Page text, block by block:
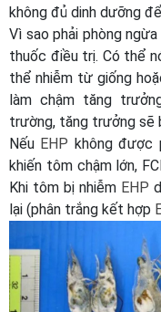
không đủ dinh dưỡng
Vì sao phải phòng ngừa
thuốc điều trị. Có thể
thể nhiễm từ giống
làm chậm tăng
trường, tăng trưởng sẽ
Nếu EHP không được
khiến tôm chậm lớn,
Khi tôm bị nhiễm EHP
lại (phân trắng kết hợp